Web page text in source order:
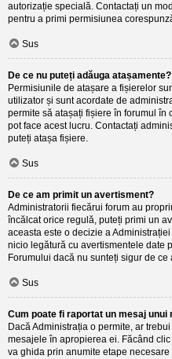
autorizație specială. Contactați un
pentru a primi permisiunea
Sus
De ce nu puteți adăuga atașamente?
Permisiunile de atașare a fișierelor
utilizator și sunt acordate de
permite să atașați fișiere în forumul în
pot face acest lucru. Contactați
puteți atașa fișiere.
Sus
De ce am primit un avertisment?
Administratorii fiecărui forum au
încălcat orice regulă, puteți primi un
aceasta este o decizie a
nicio legătură cu avertismentele date
Forumului dacă nu sunteți sigur de ce
Sus
Cum poate fi raportat un mesaj unui
Dacă Administrația o permite, ar
mesajele în apropierea ei. Făcând
va ghida prin anumite etape